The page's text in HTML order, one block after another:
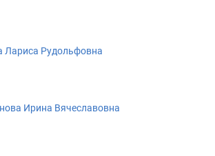
Лариса Рудольфовна
Ирина Вячеславовна